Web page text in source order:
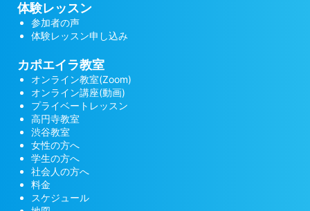
体験レッスン
参加者の声
体験レッスン申し込み
カポエイラ教室
オンライン教室(Zoom)
オンライン講座(動画)
プライベートレッスン
高円寺教室
渋谷教室
女性の方へ
学生の方へ
社会人の方へ
料金
スケジュール